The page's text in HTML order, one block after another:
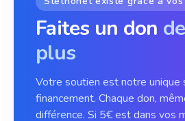
Faites un don
plus
Votre soutien est notre unique
financement. Chaque don,
différence. Si 5€ est dans vos